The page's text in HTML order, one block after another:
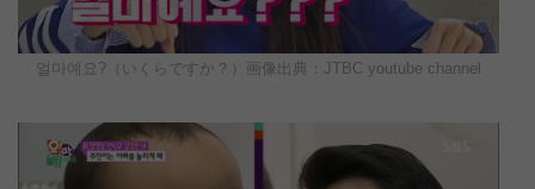
얼마예요?（いくらですか？）画像出典：JTBC youtube channel